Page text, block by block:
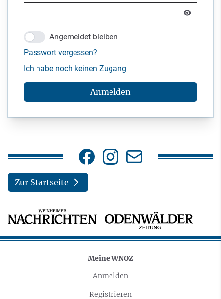
Angemeldet bleiben
Passwort vergessen?
Ich habe noch keinen Zugang
Anmelden
Zur Startseite
Meine WNOZ
Anmelden
Registrieren